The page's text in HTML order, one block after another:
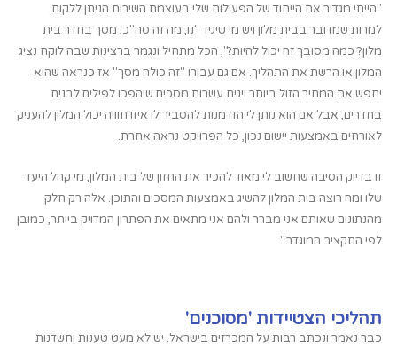
"הייתי מגדיר את הייחוד של הפעילות שלי בעוצמת השירות הניתן ללקוח.
למרות שמדובר בבית מלון ויש מי שיגיד "נו, מה זה סה"כ, מסך בחדר בית
מלון? כמה מסובך זה יכול להיות?", הכל מתחיל ונגמר ברצינות שבה לוקח נציג
המלון או הרשת את התהליך. אם גם עבורו "זה כולה מסך" אז כנראה שהוא
יחפש את המחיר הזול ביותר ויניח עשרות מסכים שיהפכו לפילים לבנים
בחדרים, אבל אם הוא נותן לי הזדמנות להסביר לו איזו חוויה יכול המלון להעניק
לאורחים באמצעות יישום נכון, כל הפרויקט נראה אחרת.
זו בדיוק הסיבה שחשוב לי מאוד להכיר את החזון של בית המלון, מי קהל היעד
שלו ומה רוצה בית המלון להשיג באמצעות המסכים והתוכן. אלה רק חלק
מהנתונים שאותם אני מברר ולהם אני מתאים את הפתרון המדויק ביותר, כמובן
לפי התקציב המוגדר."
תהליכי הצטיידות 'מסוכנים'
כבר נאמר ונכתב רבות על המכרזים בישראל. יש לא מעט טענות וחשדנות